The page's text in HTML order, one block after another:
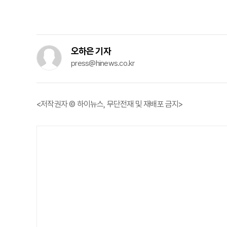
오하은 기자
press@hinews.co.kr
<저작권자 © 하이뉴스, 무단전재 및 재배포 금지>